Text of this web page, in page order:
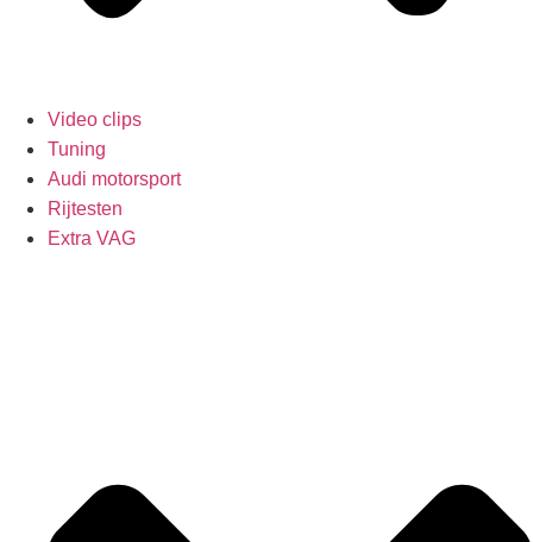
Video clips
Tuning
Audi motorsport
Rijtesten
Extra VAG